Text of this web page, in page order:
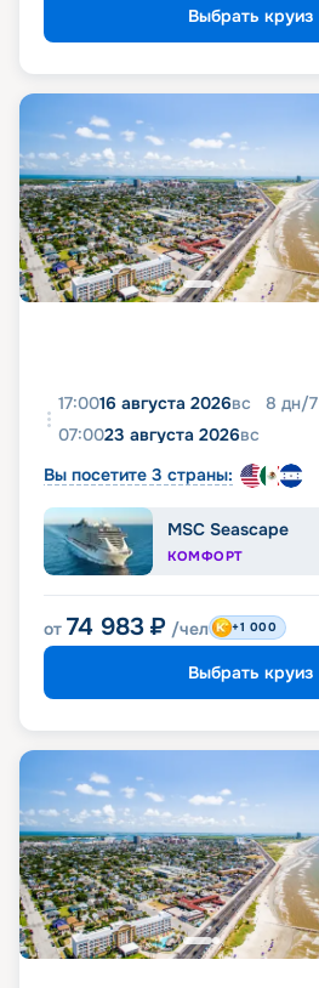
Выбрать круиз
17:0016 августа 2026вс 8 дн/7
07:0023 августа 2026вс
Вы посетите 3 страны:
MSC Seascape
КОМФОРТ
от 74 983 ₽ /чел +1 000
Выбрать круиз